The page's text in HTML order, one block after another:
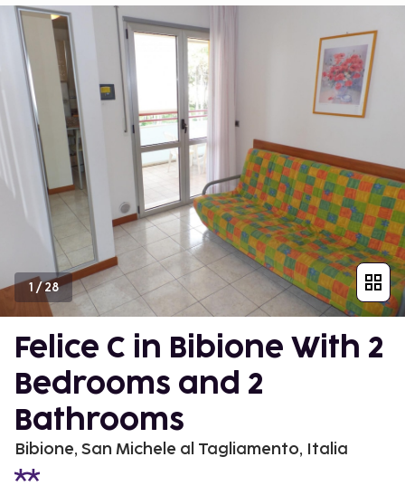
1 /28
Felice C in Bibione With 2
Bedrooms and 2
Bathrooms
Bibione, San Michele al Tagliamento, Italia